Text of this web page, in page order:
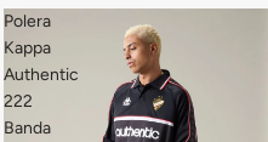
Polera
Kappa
Authentic
222
Banda